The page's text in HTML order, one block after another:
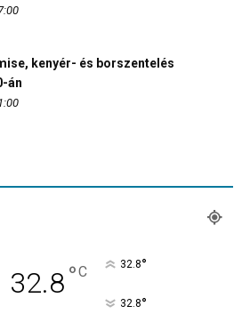
kenyér- és borszentelés
án
32.8°C 32.8°
32.8°